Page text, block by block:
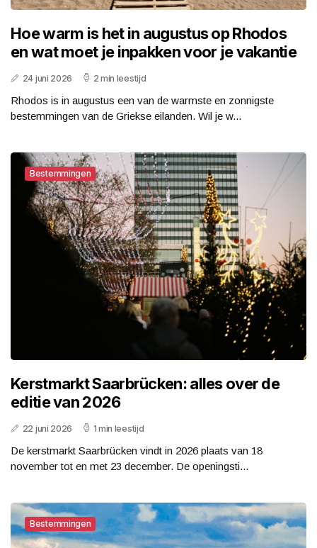
Hoe warm is het in augustus op Rhodos
en wat moet je inpakken voor je vakantie
24 juni 2026 2 min leestijd
Rhodos is in augustus een van de warmste en zonnigste
bestemmingen van de Griekse eilanden. Wil je w...
Bestemmingen
Kerstmarkt Saarbrücken: alles over de
editie van 2026
22 juni 2026 1 min leestijd
De kerstmarkt Saarbrücken vindt in 2026 plaats van 18
november tot en met 23 december. De openingsti...
Bestemmingen